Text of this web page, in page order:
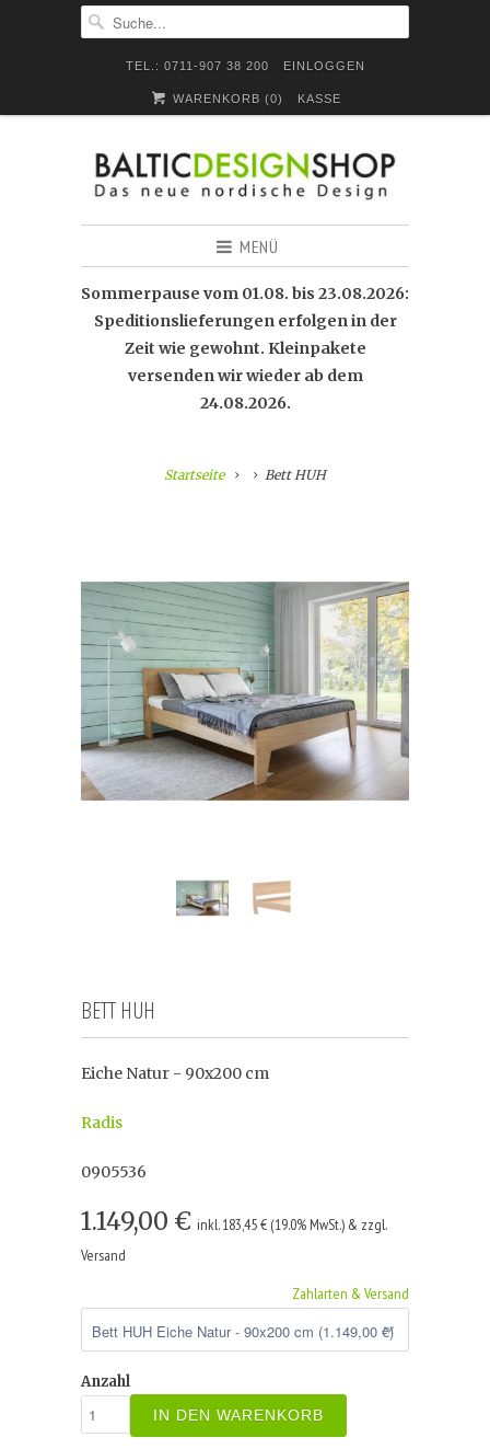
TEL.: 0711-907 38 200 EINLOGGEN
WARENKORB (0) KASSE
MENÜ
Sommerpause vom 01.08. bis 23.08.2026:
Speditionslieferungen erfolgen in der
Zeit wie gewohnt. Kleinpakete
versenden wir wieder ab dem
24.08.2026.
Startseite Bett HUH
BETT HUH
Eiche Natur - 90x200 cm
Radis
0905536
1.149,00 € inkl. 183,45 € (19.0% MwSt.) & zzgl.
Versand
Zahlarten & Versand
Anzahl
IN DEN WARENKORB